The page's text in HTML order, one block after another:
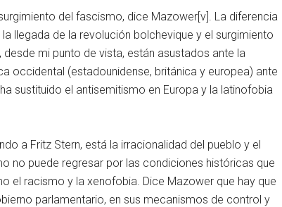
del fascismo, dice Mazower[v]. La diferencia
llegada de la revolución bolchevique y el surgimiento
mi punto de vista, están asustados ante la
occidental (estadounidense, británica y europea) ante
sustituido el antisemitismo en Europa y la latinofobia
a Fritz Stern, está la irracionalidad del pueblo y el
no puede regresar por las condiciones históricas que
el racismo y la xenofobia. Dice Mazower que hay que
parlamentario, en sus mecanismos de control y